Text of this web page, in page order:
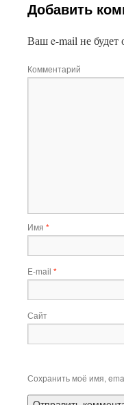
Добавить
Ваш e-mail не будет
Комментарий
Имя *
E-mail *
Сайт
Сохранить моё имя,